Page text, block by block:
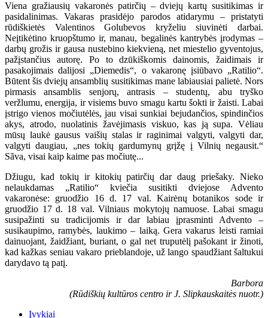
Viena gražiausių vakaronės patirčių – dviejų kartų susitikimas ir
pasidalinimas. Vakaras prasidėjo parodos atidarymu – pristatyti
rūdiškietės Valentinos Golubevos kryželiu siuvinėti darbai.
Neįtikėtino kruopštumo ir, manau, begalinės kantrybės įrodymas –
darbų grožis ir gausa nustebino kiekvieną, net miestelio gyventojus,
pažįstančius autorę. Po to dzūkiškomis dainomis, žaidimais ir
pasakojimais dalijosi „Diemedis“, o vakaronę įsiūbavo „Ratilio“.
Būtent šis dviejų ansamblių susitikimas mane labiausiai palietė. Nors
pirmasis ansamblis senjorų, antrasis – studentų, abu tryško
veržlumu, energija, ir visiems buvo smagu kartu šokti ir žaisti. Labai
įstrigo vienos močiutėlės, jau visai sunkiai bejudančios, spindinčios
akys, atrodo, nuolatinis žavėjimasis viskuo, kas ją supa. Vėliau
mūsų laukė gausus vaišių stalas ir raginimai valgyti, valgyti dar,
valgyti daugiau, „nes tokių gardumynų grįžę į Vilnių negausit.“
Sãva, visai kaip kaime pas močiutę...
Džiugu, kad tokių ir kitokių patirčių dar daug priešaky. Nieko
nelaukdamas „Ratilio“ kviečia susitikti dviejose Advento
vakaronėse: gruodžio 16 d. 17 val. Kairėnų botanikos sode ir
gruodžio 17 d. 18 val. Vilniaus mokytojų namuose. Labai smagu
susipažinti su tradicijomis ir dar labiau įprasminti Advento –
susikaupimo, ramybės, laukimo – laiką. Gera vakarus leisti ramiai
dainuojant, žaidžiant, buriant, o gal net truputėlį pašokant ir žinoti,
kad kažkas seniau vakaro prieblandoje, už lango spaudžiant šaltukui
darydavo tą patį.
Barbora
(Rūdiškių kultūros centro ir J. Slipkauskaitės nuotr.)
Įvykiai